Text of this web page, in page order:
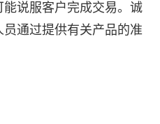
说服客户完成交易。诚
通过提供有关产品的准